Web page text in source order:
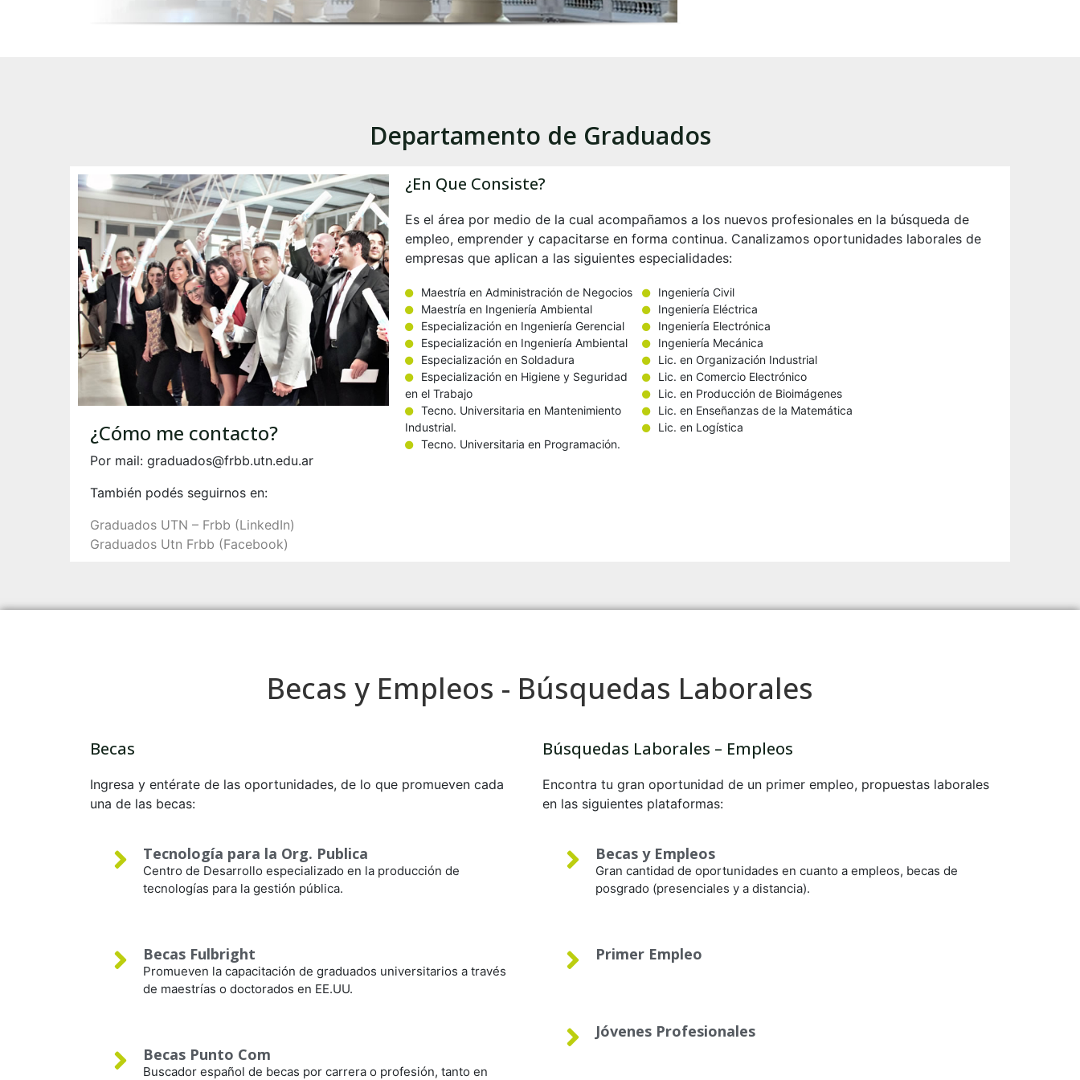
Departamento de Graduados
¿Cómo me contacto?
Por mail: graduados@frbb.utn.edu.ar
También podés seguirnos en:
Graduados UTN – Frbb (LinkedIn)
Graduados Utn Frbb (Facebook)
¿En Que Consiste?
Es el área por medio de la cual acompañamos a los nuevos profesionales en la búsqueda de
empleo, emprender y capacitarse en forma continua. Canalizamos oportunidades laborales de
empresas que aplican a las siguientes especialidades:
Maestría en Administración de Negocios
Maestría en Ingeniería Ambiental
Especialización en Ingeniería Gerencial
Especialización en Ingeniería Ambiental
Especialización en Soldadura
Especialización en Higiene y Seguridad
en el Trabajo
Tecno. Universitaria en Mantenimiento
Industrial.
Tecno. Universitaria en Programación.
Ingeniería Civil
Ingeniería Eléctrica
Ingeniería Electrónica
Ingeniería Mecánica
Lic. en Organización Industrial
Lic. en Comercio Electrónico
Lic. en Producción de Bioimágenes
Lic. en Enseñanzas de la Matemática
Lic. en Logística
Becas y Empleos - Búsquedas Laborales
Becas
Ingresa y entérate de las oportunidades, de lo que promueven cada
una de las becas:
Tecnología para la Org. Publica
Centro de Desarrollo especializado en la producción de
tecnologías para la gestión pública.
Becas Fulbright
Promueven la capacitación de graduados universitarios a través
de maestrías o doctorados en EE.UU.
Becas Punto Com
Buscador español de becas por carrera o profesión, tanto en
Búsquedas Laborales – Empleos
Encontra tu gran oportunidad de un primer empleo, propuestas laborales
en las siguientes plataformas:
Becas y Empleos
Gran cantidad de oportunidades en cuanto a empleos, becas de
posgrado (presenciales y a distancia).
Primer Empleo
Jóvenes Profesionales